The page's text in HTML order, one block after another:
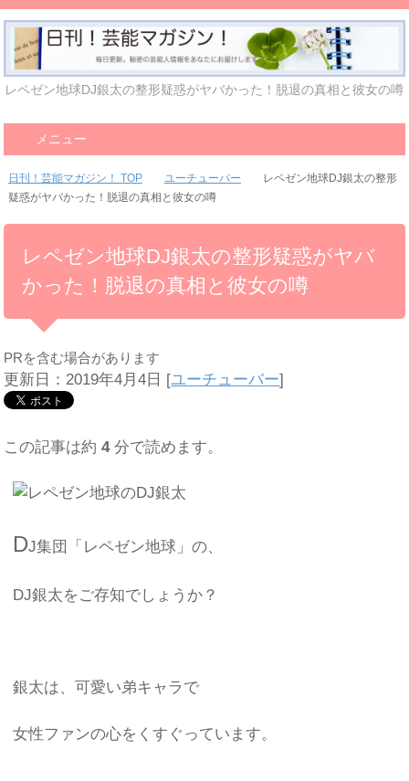
レペゼン地球DJ銀太の整形疑惑がヤバかった！脱退の真相と彼女の噂
メニュー
日刊！芸能マガジン！ TOP ユーチューバー
レペゼン地球DJ銀太の整形
疑惑がヤバかった！脱退の真相と彼女の噂
レペゼン地球DJ銀太の整形疑惑がヤバ
かった！脱退の真相と彼女の噂
PRを含む場合があります
更新日：2019年4月4日 [ユーチューバー]
この記事は約4分で読めます。
DJ集団「レペゼン地球」の、
DJ銀太をご存知でしょうか？
銀太は、可愛い弟キャラで
女性ファンの心をくすぐっています。